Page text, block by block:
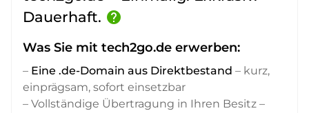
Dauerhaft. help
Was Sie mit tech2go.de erwerben:
– Eine .de-Domain aus Direktbestand – kurz,
einprägsam, sofort einsetzbar
– Vollständige Übertragung in Ihren Besitz –